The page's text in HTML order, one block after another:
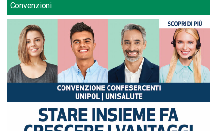
Convenzioni